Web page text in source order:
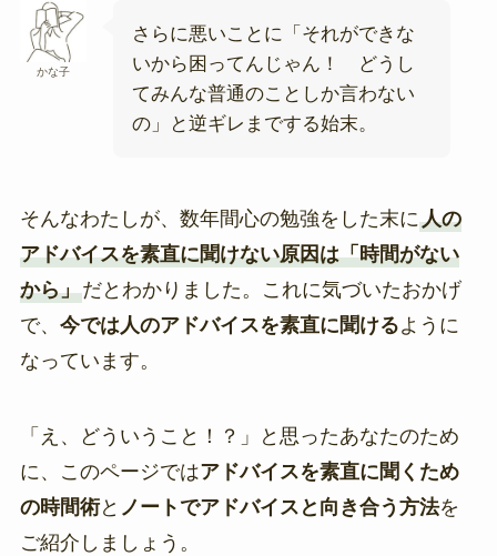
かな子
さらに悪いことに「それができな
いから困ってんじゃん！ どうし
てみんな普通のことしか言わない
の」と逆ギレまでする始末。
そんなわたしが、数年間心の勉強をした末に人の
アドバイスを素直に聞けない原因は「時間がない
から」だとわかりました。これに気づいたおかげ
で、 今では人のアドバイスを素直に聞けるように
なっています。
「え、どういうこと！？」と思ったあなたのため
に、このページではアドバイスを素直に聞くため
の時間術と ノートでアドバイスと向き合う方法を
ご紹介しましょう。